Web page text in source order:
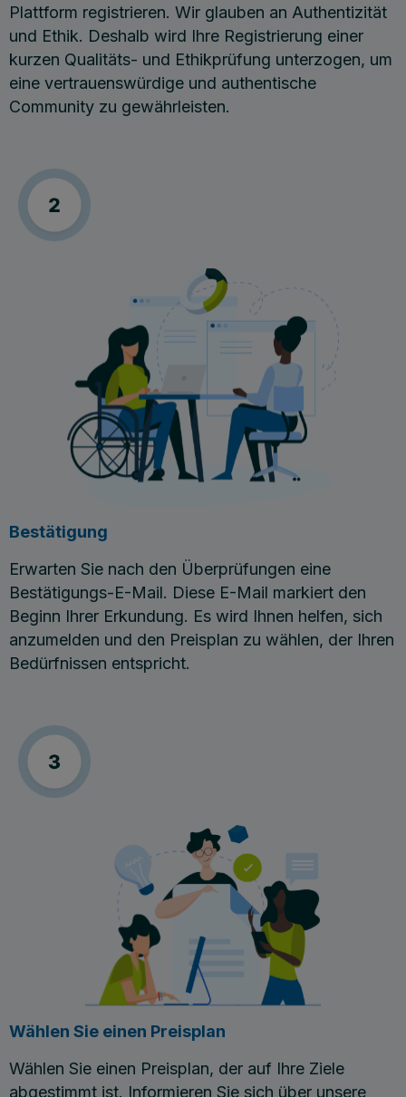
Plattform registrieren. Wir glauben an Authentizität
und Ethik. Deshalb wird Ihre Registrierung einer
kurzen Qualitäts- und Ethikprüfung unterzogen, um
eine vertrauenswürdige und authentische
Community zu gewährleisten.
Bestätigung
Erwarten Sie nach den Überprüfungen eine
Bestätigungs-E-Mail. Diese E-Mail markiert den
Beginn Ihrer Erkundung. Es wird Ihnen helfen, sich
anzumelden und den Preisplan zu wählen, der Ihren
Bedürfnissen entspricht.
Wählen Sie einen Preisplan
Wählen Sie einen Preisplan, der auf Ihre Ziele
abgestimmt ist. Informieren Sie sich über unsere